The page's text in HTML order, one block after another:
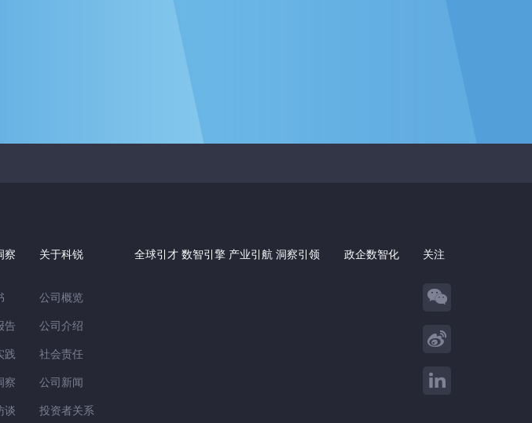
察
告
践
察
谈
关于科锐
公司概览
公司介绍
社会责任
公司新闻
投资者关系
全球引才 数智引擎 产业引航 洞察引领 政企数智化 关注